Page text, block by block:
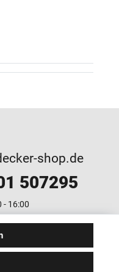
shop.de
507295
- 16:00
(abhängig vom